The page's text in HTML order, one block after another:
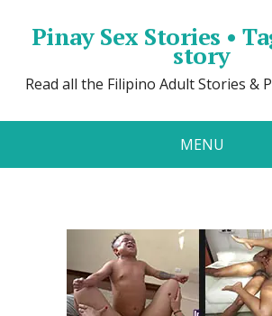
Pinay Sex Stories •
story
Read all the Filipino Adult Stories &
MENU